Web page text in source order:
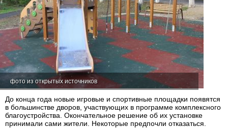
фото из открытых источников
До конца года новые игровые и спортивные площадки появятся
в большинстве дворов, участвующих в программе комплексного
благоустройства. Окончательное решение об их установке
принимали сами жители. Некоторые предпочли отказаться.